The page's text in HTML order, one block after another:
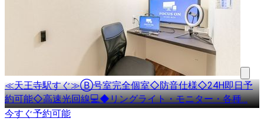
≪天王寺駅すぐ≫Ⓑ号室完全個室◇防音仕様◇24H即日予
約可能◇高速光回線💻◆リングライト・モニター・各種…
今すぐ予約可能